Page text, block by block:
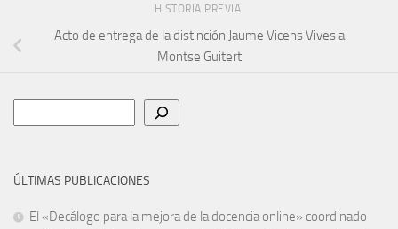
HISTORIA PREVIA
Acto de entrega de la distinción Jaume Vicens Vives a
Montse Guitert
ÚLTIMAS PUBLICACIONES
El «Decálogo para la mejora de la docencia online» coordinado